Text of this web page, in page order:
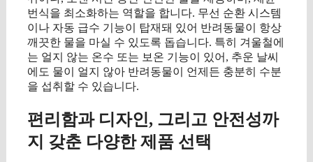
번식을 최소화하는 역할을 합니다. 무선 순환 시스템
이나 자동 급수 기능이 탑재돼 있어 반려동물이 항상
깨끗한 물을 마실 수 있도록 돕습니다. 특히 겨울철에
는 얼지 않는 온수 또는 보온 기능이 있어, 추운 날씨
에도 물이 얼지 않아 반려동물이 언제든 충분히 수분
을 섭취할 수 있습니다.
편리함과 디자인, 그리고 안전성까
지 갖춘 다양한 제품 선택